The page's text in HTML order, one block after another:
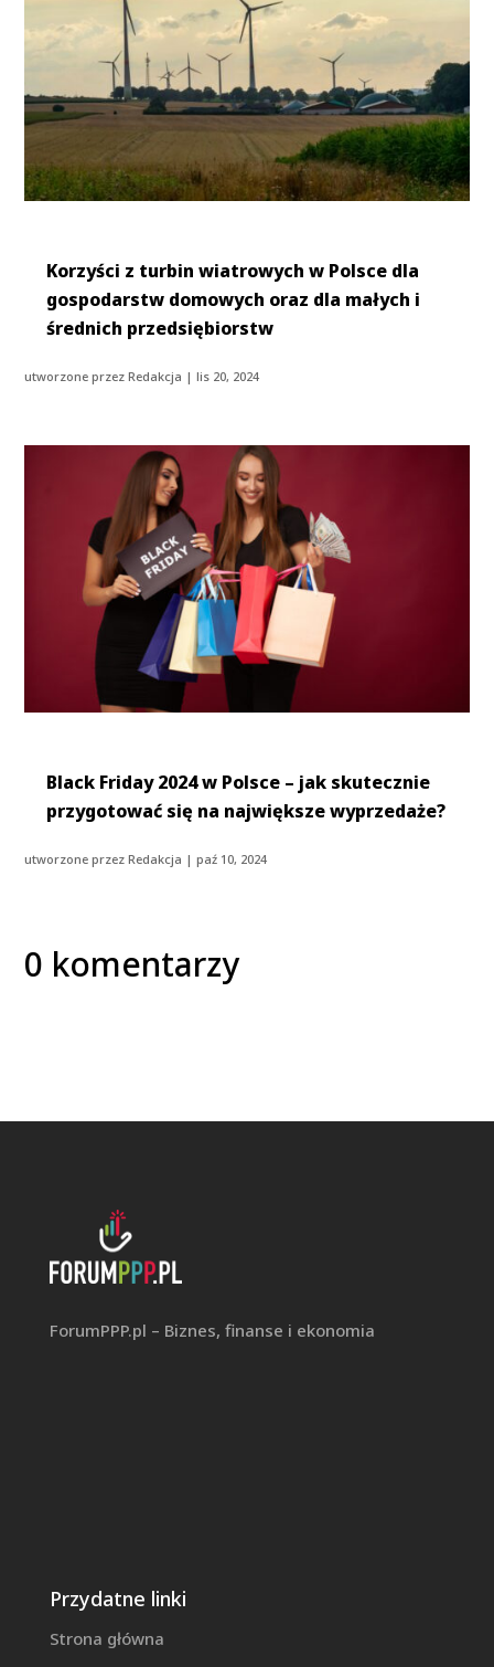
Korzyści z turbin wiatrowych w Polsce dla
gospodarstw domowych oraz dla małych i
średnich przedsiębiorstw
utworzone przezRedakcja |lis 20, 2024
Black Friday 2024 w Polsce – jak skutecznie
przygotować się na największe wyprzedaże?
utworzone przezRedakcja |paź 10, 2024
0 komentarzy
ForumPPP.pl – Biznes, finanse i ekonomia
Przydatne linki
Strona główna